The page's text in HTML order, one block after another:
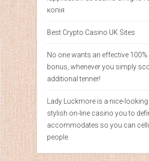
копія
Best Crypto Casino UK Sites
No one wants an effective 100%
bonus, whenever you simply
additional tenner!
Lady Luckmore is a nice-
stylish on-line casino you to
accommodates so you can
people